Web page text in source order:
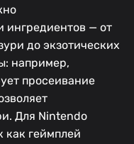
ингредиентов — от
до экзотических
например,
просеивание
Для Nintendo
как геймплей